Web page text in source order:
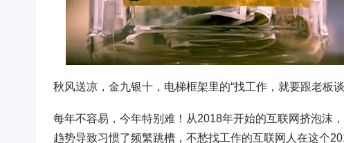
秋风送凉，金九银十，电梯框架里的“找工作，就要跟老板
每年不容易，今年特别难！从2018年开始的互联网挤泡沫
趋势导致习惯了频繁跳槽，不愁找工作的互联网人在这个